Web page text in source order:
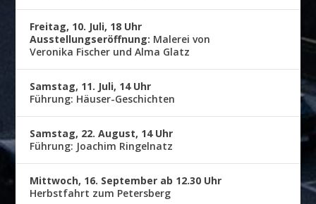
Freitag, 10. Juli, 18 Uhr
Ausstellungseröffnung: Malerei von
Veronika Fischer und Alma Glatz
Samstag, 11. Juli, 14 Uhr
Führung: Häuser-Geschichten
Samstag, 22. August, 14 Uhr
Führung: Joachim Ringelnatz
Mittwoch, 16. September ab 12.30 Uhr
Herbstfahrt zum Petersberg